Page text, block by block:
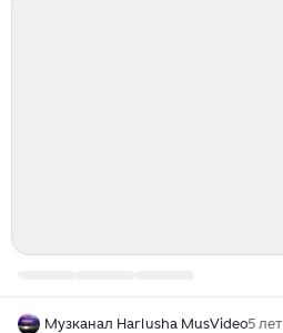
Музканал Harlusha MusVideo5 лет